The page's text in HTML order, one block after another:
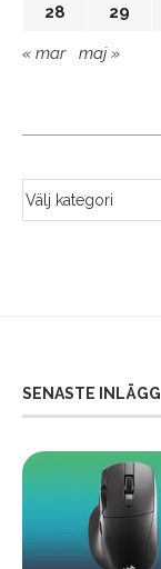
28
29
« mar maj »
SENASTE INLÄGG